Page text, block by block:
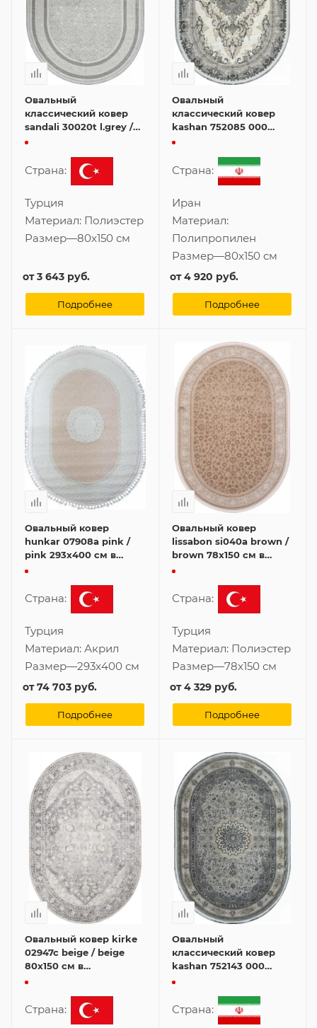
Овальный
классический ковер
sandali 30020t l.grey /
cream 80x150 см
Страна:
Турция
Материал: Полиэстер
Размер—80x150 см
от3 643 руб.
Подробнее
Овальный
классический ковер
kashan 752085 000
80x150 см
Страна:
Иран
Материал:
Полипропилен
Размер—80x150 см
от4 920 руб.
Подробнее
Овальный ковер
hunkar 07908a pink /
pink 293x400 см в
классическом стиле
Страна:
Турция
Материал: Акрил
Размер—293x400 см
от74 703 руб.
Подробнее
Овальный ковер
lissabon si040a brown /
brown 78x150 см в
классическом стиле
Страна:
Турция
Материал: Полиэстер
Размер—78x150 см
от4 329 руб.
Подробнее
Овальный ковер kirke
02947c beige / beige
80x150 см в
классическом стиле
Страна:
Овальный
классический ковер
kashan 752143 000
80x150 см
Страна: